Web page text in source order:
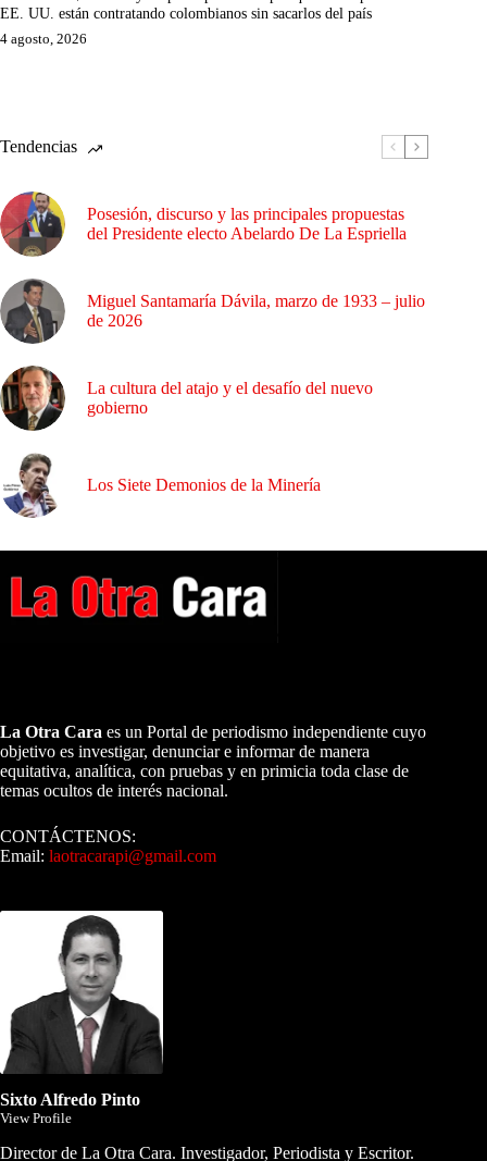
EE. UU. están contratando colombianos sin sacarlos del país
4 agosto, 2026
Tendencias
Posesión, discurso y las principales propuestas
del Presidente electo Abelardo De La Espriella
Miguel Santamaría Dávila, marzo de 1933 – julio
de 2026
La cultura del atajo y el desafío del nuevo
gobierno
Los Siete Demonios de la Minería
La Otra Cara es un Portal de periodismo independiente cuyo
objetivo es investigar, denunciar e informar de manera
equitativa, analítica, con pruebas y en primicia toda clase de
temas ocultos de interés nacional.
CONTÁCTENOS:
Email: laotracarapi@gmail.com
Sixto Alfredo Pinto
View Profile
Director de La Otra Cara. Investigador, Periodista y Escritor.